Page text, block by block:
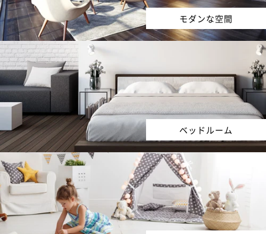
モダンな空間
ベッドルーム